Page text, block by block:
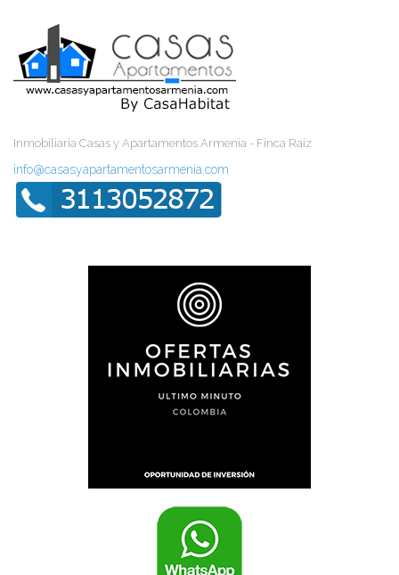
Inmobiliaria Casas y Apartamentos Armenia - Finca Raíz
info@casasyapartamentosarmenia.com